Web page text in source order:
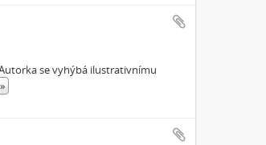
se vyhýbá ilustrativnímu
»